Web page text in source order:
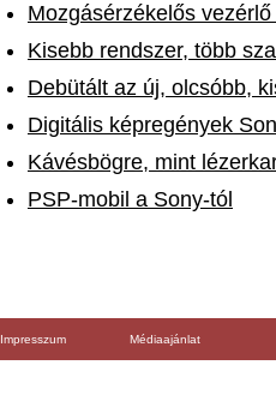
Mozgásérzékelős
Kisebb rendszer, több
Debütált az új, olcsóbb,
Digitális képregények
Kávésbögre, mint
PSP-mobil a Sony-tól
Impresszum Médiaajánlat